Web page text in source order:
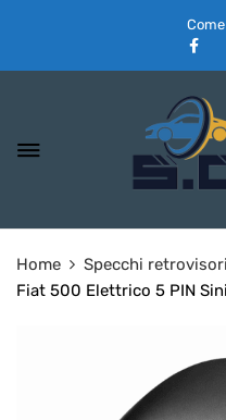
Home Specchi retrovisori
Fiat 500 Elettrico 5 PIN